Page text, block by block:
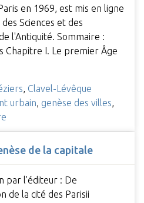
en 1969, est mis en ligne
Sciences et des
l'Antiquité. Sommaire :
Chapitre I. Le premier Âge
Clavel-Lévêque
urbain genèse des villes
de la capitale
par l'éditeur : De
de la cité des Parisii